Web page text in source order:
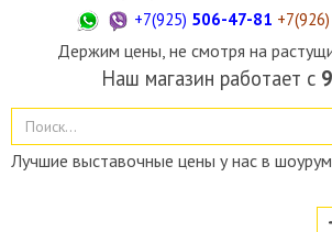
+7(925) 506-47-81 +7(926)
Держим цены, не смотря на
Наш магазин работает с 9
Лучшие выставочные цены у нас в